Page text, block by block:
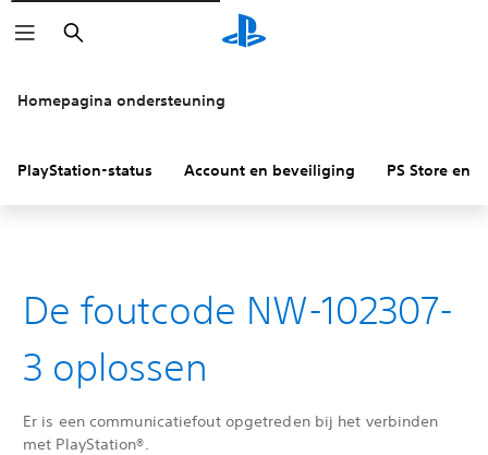
Zoeken
Homepagina ondersteuning
PlayStation-status Account en beveiliging PS Store en
De foutcode NW-102307-
3 oplossen
Er is een communicatiefout opgetreden bij het verbinden
met PlayStation®.